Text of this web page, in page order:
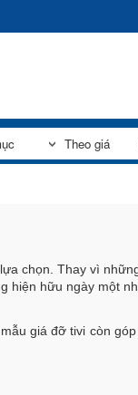
chọn. Thay vì
hiện hữu ngày một
giá đỡ tivi còn